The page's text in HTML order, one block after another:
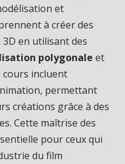
et
à créer des
en utilisant des
polygonale et
cours incluent
permettant
créations grâce à des
Cette maîtrise des
pour ceux qui
du film